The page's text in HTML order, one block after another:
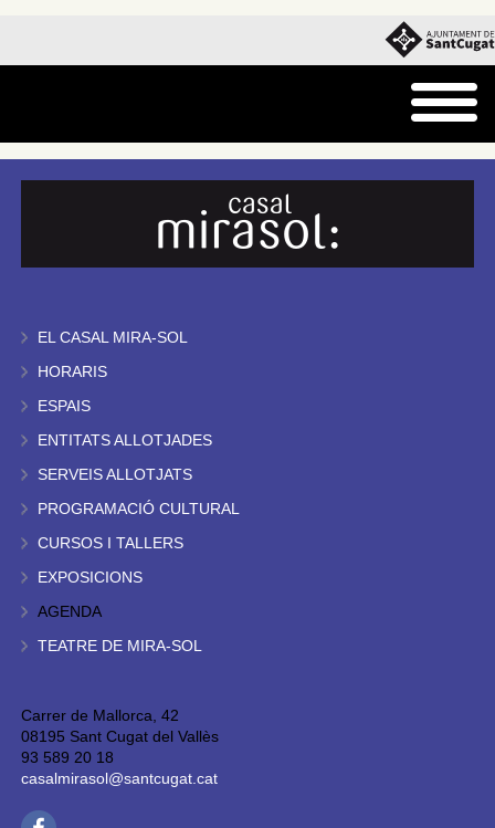
EL CASAL MIRA-SOL
HORARIS
ESPAIS
ENTITATS ALLOTJADES
SERVEIS ALLOTJATS
PROGRAMACIÓ CULTURAL
CURSOS I TALLERS
EXPOSICIONS
AGENDA
TEATRE DE MIRA-SOL
Carrer de Mallorca, 42
08195 Sant Cugat del Vallès
93 589 20 18
casalmirasol@santcugat.cat